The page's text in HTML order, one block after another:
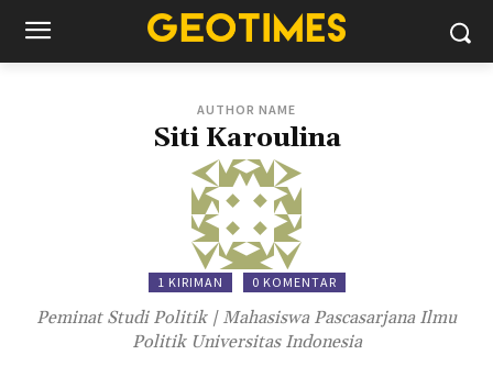
AUTHOR NAME
Siti Karoulina
1 KIRIMAN 0 KOMENTAR
Peminat Studi Politik | Mahasiswa Pascasarjana Ilmu
Politik Universitas Indonesia